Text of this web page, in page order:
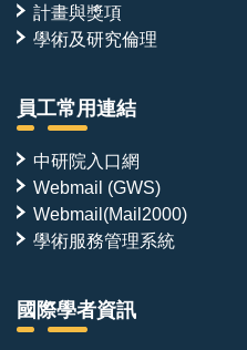
計畫與獎項
學術及研究倫理
員工常用連結
中研院入口網
Webmail (GWS)
Webmail(Mail2000)
學術服務管理系統
國際學者資訊